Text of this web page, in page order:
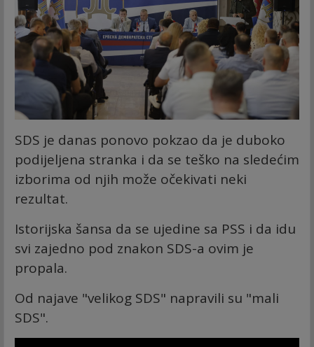
SDS je danas ponovo pokzao da je duboko
podijeljena stranka i da se teško na sledećim
izborima od njih može očekivati neki
rezultat.
Istorijska šansa da se ujedine sa PSS i da idu
svi zajedno pod znakon SDS-a ovim je
propala.
Od najave "velikog SDS" napravili su "mali
SDS".